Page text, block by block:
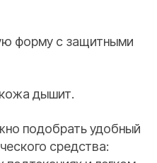
форму с защитными
дышит.
подобрать удобный
средства: